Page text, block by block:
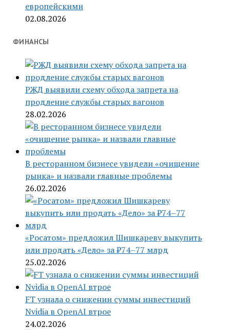
европейскими
02.08.2026
ФИНАНСЫ
РЖД выявили схему обхода запрета на
продление службы старых вагонов
28.02.2026
В ресторанном бизнесе увидели «очищение
рынка» и назвали главные проблемы
26.02.2026
«Росатом» предложил Шишкареву выкупить
или продать «Дело» за ₽74–77 млрд
25.02.2026
FT узнала о снижении суммы инвестиций
Nvidia в OpenAI втрое
24.02.2026